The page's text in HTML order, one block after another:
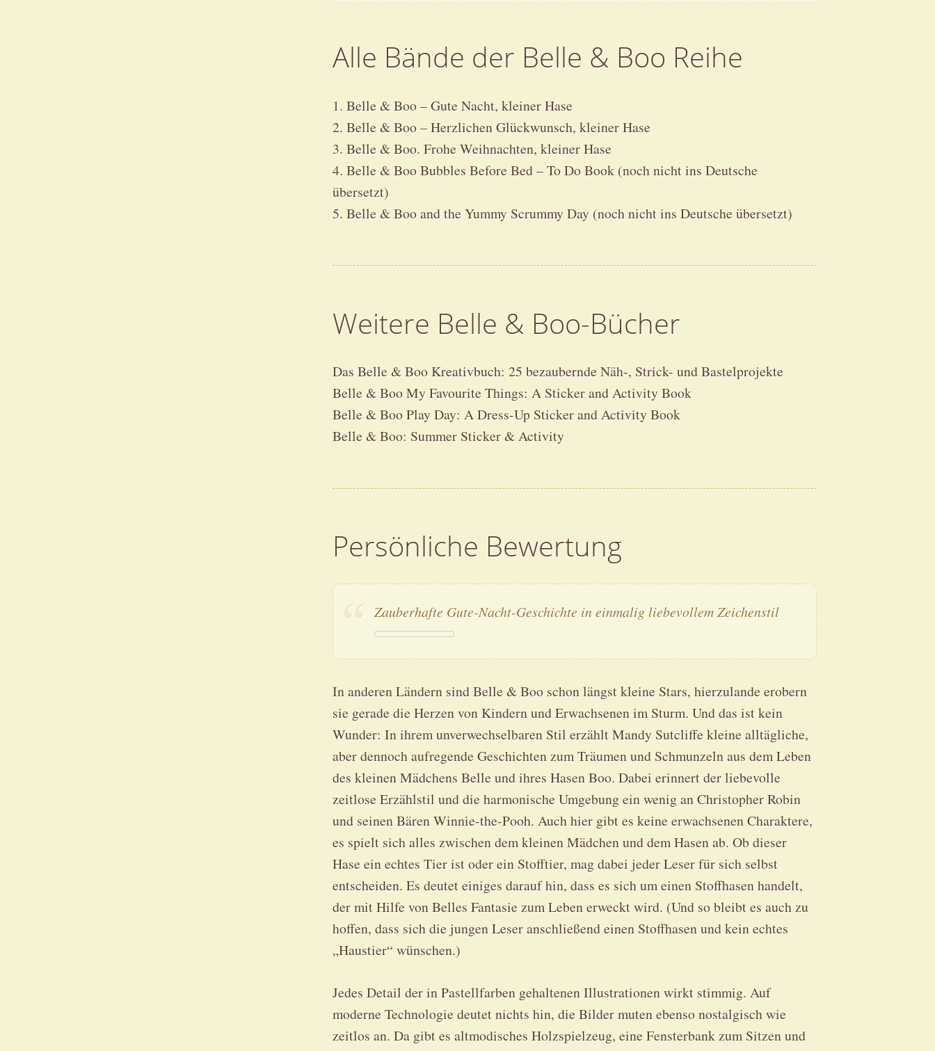
Alle Bände der Belle & Boo Reihe
1. Belle & Boo – Gute Nacht, kleiner Hase
2. Belle & Boo – Herzlichen Glückwunsch, kleiner Hase
3. Belle & Boo. Frohe Weihnachten, kleiner Hase
4. Belle & Boo Bubbles Before Bed – To Do Book (noch nicht ins Deutsche
übersetzt)
5. Belle & Boo and the Yummy Scrummy Day (noch nicht ins Deutsche übersetzt)
Weitere Belle & Boo-Bücher
Das Belle & Boo Kreativbuch: 25 bezaubernde Näh-, Strick- und Bastelprojekte
Belle & Boo My Favourite Things: A Sticker and Activity Book
Belle & Boo Play Day: A Dress-Up Sticker and Activity Book
Belle & Boo: Summer Sticker & Activity
Persönliche Bewertung
Zauberhafte Gute-Nacht-Geschichte in einmalig liebevollem Zeichenstil
In anderen Ländern sind Belle & Boo schon längst kleine Stars, hierzulande erobern
sie gerade die Herzen von Kindern und Erwachsenen im Sturm. Und das ist kein
Wunder: In ihrem unverwechselbaren Stil erzählt Mandy Sutcliffe kleine alltägliche,
aber dennoch aufregende Geschichten zum Träumen und Schmunzeln aus dem Leben
des kleinen Mädchens Belle und ihres Hasen Boo. Dabei erinnert der liebevolle
zeitlose Erzählstil und die harmonische Umgebung ein wenig an Christopher Robin
und seinen Bären Winnie-the-Pooh. Auch hier gibt es keine erwachsenen Charaktere,
es spielt sich alles zwischen dem kleinen Mädchen und dem Hasen ab. Ob dieser
Hase ein echtes Tier ist oder ein Stofftier, mag dabei jeder Leser für sich selbst
entscheiden. Es deutet einiges darauf hin, dass es sich um einen Stoffhasen handelt,
der mit Hilfe von Belles Fantasie zum Leben erweckt wird. (Und so bleibt es auch zu
hoffen, dass sich die jungen Leser anschließend einen Stoffhasen und kein echtes
„Haustier“ wünschen.)
Jedes Detail der in Pastellfarben gehaltenen Illustrationen wirkt stimmig. Auf
moderne Technologie deutet nichts hin, die Bilder muten ebenso nostalgisch wie
zeitlos an. Da gibt es altmodisches Holzspielzeug, eine Fensterbank zum Sitzen und